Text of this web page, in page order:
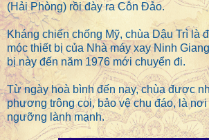
(Hải Phòng) rồi đày ra Côn Đảo.
Kháng chiến chống Mỹ, chùa Dậu Trì là
móc thiết bị của Nhà máy xay Ninh
bị này đến năm 1976 mới chuyển đi.
Từ ngày hoà bình đến nay, chùa được
phương trông coi, bảo vệ chu đáo, là nơi
ngưỡng lành mạnh.